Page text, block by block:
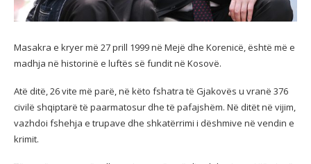
Masakra e kryer më 27 prill 1999 në Mejë dhe Korenicë, është më e
madhja në historinë e luftës së fundit në Kosovë.
Atë ditë, 26 vite më parë, në këto fshatra të Gjakovës u vranë 376
civilë shqiptarë të paarmatosur dhe të pafajshëm. Në ditët në vijim,
vazhdoi fshehja e trupave dhe shkatërrimi i dëshmive në vendin e
krimit.